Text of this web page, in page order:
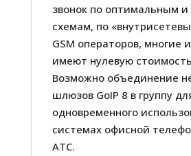
звонок по оптимальным и
схемам, по
GSM операторов, многие
имеют нулевую
Возможно объединение
шлюзов GoIP 8 в группу
одновременного
системах офисной
АТС.